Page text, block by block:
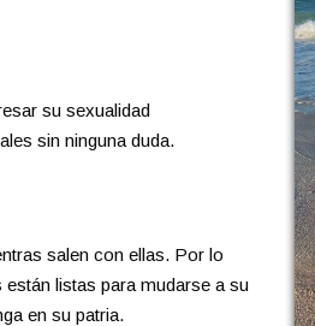
su sexualidad
sin ninguna duda.
salen con ellas. Por lo
listas para mudarse a su
en su patria.